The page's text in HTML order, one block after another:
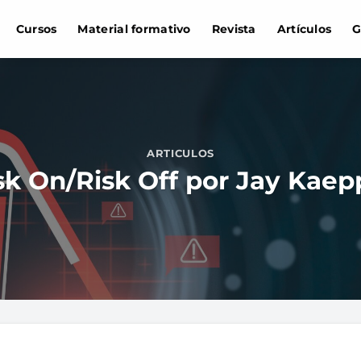
Cursos Material formativo Revista Artículos
ARTICULOS
On/Risk Off por Jay